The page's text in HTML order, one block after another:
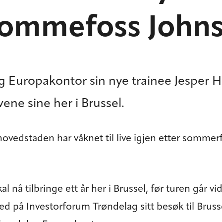
Europakontor sin nye trainee Jesper
sine her i Brussel.
har våknet til live igjen etter
nå tilbringe ett år her i Brussel, før turen går
på Investorforum Trøndelag sitt besøk til